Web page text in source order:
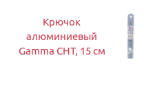
Крючок
алюминиевый
Gamma CHT, 15 см